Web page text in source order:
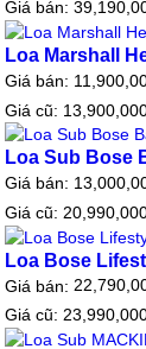
Giá bán:
Loa Marshall
Giá bán:
Giá cũ:
Loa Sub Bose
Giá bán:
Giá cũ:
Loa Bose
Giá bán:
Giá cũ: